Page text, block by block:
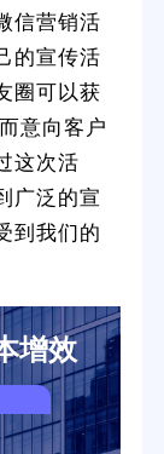
信营销活
的宣传活
圈可以获
意向客户
这次活
广泛的宣
到我们的
增效